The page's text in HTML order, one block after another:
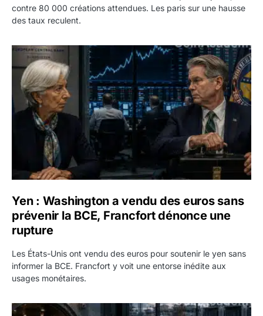
contre 80 000 créations attendues. Les paris sur une hausse
des taux reculent.
Yen : Washington a vendu des euros sans prévenir la
Yen : Washington a vendu des euros sans
prévenir la BCE, Francfort dénonce une
rupture
Les États-Unis ont vendu des euros pour soutenir le yen sans
informer la BCE. Francfort y voit une entorse inédite aux
usages monétaires.
Jane Street négocie le transfert de 11 milliards de